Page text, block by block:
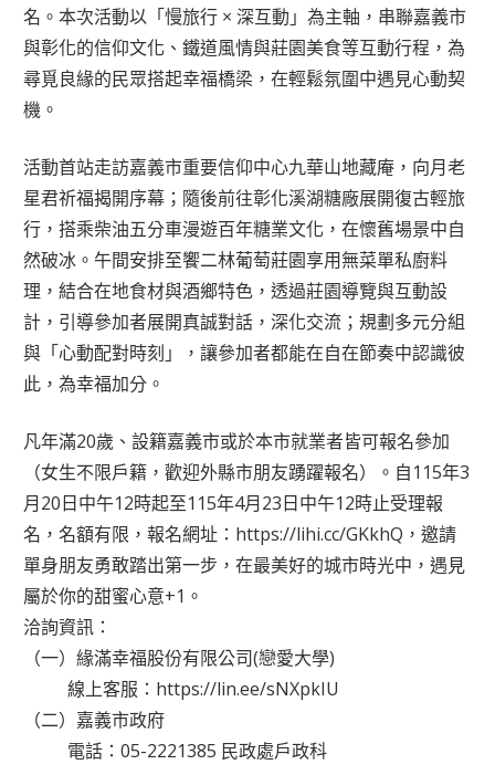
名。本次活動以「慢旅行 × 深互動」為主軸，串聯嘉義市
與彰化的信仰文化、鐵道風情與莊園美食等互動行程，為
尋覓良緣的民眾搭起幸福橋梁，在輕鬆氛圍中遇見心動契
機。
活動首站走訪嘉義市重要信仰中心九華山地藏庵，向月老
星君祈福揭開序幕；隨後前往彰化溪湖糖廠展開復古輕旅
行，搭乘柴油五分車漫遊百年糖業文化，在懷舊場景中自
然破冰。午間安排至饗二林葡萄莊園享用無菜單私廚料
理，結合在地食材與酒鄉特色，透過莊園導覽與互動設
計，引導參加者展開真誠對話，深化交流；規劃多元分組
與「心動配對時刻」，讓參加者都能在自在節奏中認識彼
此，為幸福加分。
凡年滿20歲、設籍嘉義市或於本市就業者皆可報名參加
（女生不限戶籍，歡迎外縣市朋友踴躍報名）。自115年3
月20日中午12時起至115年4月23日中午12時止受理報
名，名額有限，報名網址：https://lihi.cc/GKkhQ，邀請
單身朋友勇敢踏出第一步，在最美好的城市時光中，遇見
屬於你的甜蜜心意+1。
洽詢資訊：
（一）緣滿幸福股份有限公司(戀愛大學)
線上客服：https://lin.ee/sNXpkIU
（二）嘉義市政府
電話：05-2221385 民政處戶政科